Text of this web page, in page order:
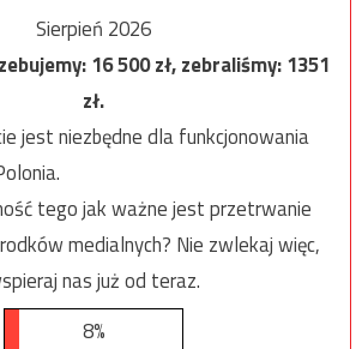
Sierpień 2026
16 500zł, zebraliśmy:1351
zł.
jest niezbędne dla funkcjonowania
tego jak ważne jest przetrwanie
medialnych? Nie zwlekaj więc,
nas już od teraz.
8%